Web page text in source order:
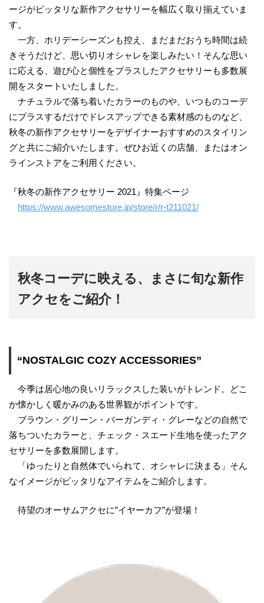
ージがピッタリな新作アクセサリーを幅広く取り揃えていま
す。
一方、ホリデーシーズンも控え、まだまだおうち時間は続
きそうだけど、思い切りオシャレを楽しみたい！そんな思い
に応える、遊び心と個性をプラスしたアクセサリーも多数展
開をスタートいたしました。
ナチュラルで落ち着いたカラーのものや、いつものコーデ
にプラスするだけでドレスアップできる素材感のものなど、
秋冬の新作アクセサリーをデザイナーおすすめのスタイリン
グと共にご紹介いたします。ぜひお近くの店舗、またはオン
ラインストアをご利用ください。
『秋冬の新作アクセサリー 2021』特集ページ
https://www.awesomestore.jp/store/r/r-t211021/
秋冬コーデに映える、まさに旬な新作
アクセをご紹介！
“NOSTALGIC COZY ACCESSORIES”
今季は居心地の良いリラックスした装いがトレンド。どこ
か懐かしく暖かみのある世界観がポイントです。
ブラウン・グリーン・バーガンディ・グレーなどの自然で
落ちついたカラーと、チェック・スエード生地を使ったアク
セサリーを多数展開します。
「ゆったりと自然体でいられて、オシャレに決まる」そん
なイメージがピッタリなアイテムをご紹介します。
待望のオーサムアクセに”イヤーカフ”が登場！